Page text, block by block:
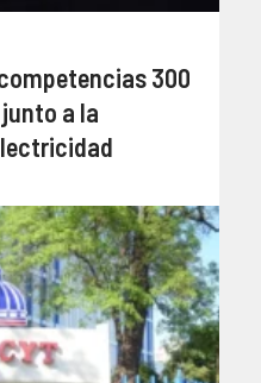
300
a la